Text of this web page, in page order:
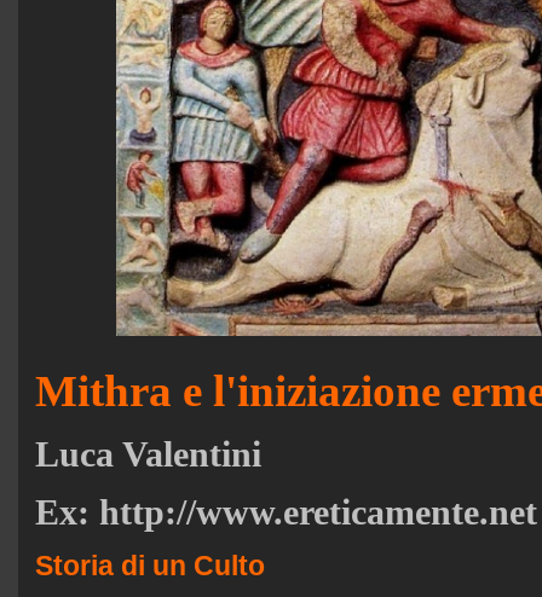
Mithra e l'iniziazione
Luca Valentini
Ex: http://www.ereticamente.net
Storia di un Culto